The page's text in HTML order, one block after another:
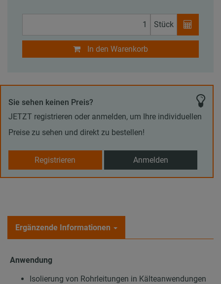
Stück
In den Warenkorb
Sie sehen keinen Preis?
JETZT registrieren oder anmelden, um Ihre individuellen
Preise zu sehen und direkt zu bestellen!
Registrieren Anmelden
Ergänzende Informationen
Anwendung
Isolierung von Rohrleitungen in Kälteanwendungen